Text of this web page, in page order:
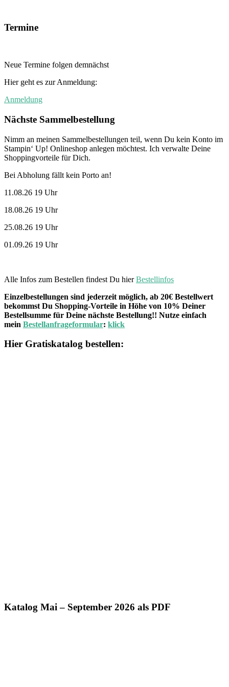
Termine
Neue Termine folgen demnächst
Hier geht es zur Anmeldung:
Anmeldung
Nächste Sammelbestellung
Nimm an meinen Sammelbestellungen teil, wenn Du kein Konto im
Stampin‘ Up! Onlineshop anlegen möchtest. Ich verwalte Deine
Shoppingvorteile für Dich.
Bei Abholung fällt kein Porto an!
11.08.26 19 Uhr
18.08.26 19 Uhr
25.08.26 19 Uhr
01.09.26 19 Uhr
Alle Infos zum Bestellen findest Du hierBestellinfos
Einzelbestellungen sind jederzeit möglich, ab 20€ Bestellwert
bekommst Du Shopping-Vorteile in Höhe von 10% Deiner
Bestellsumme für Deine nächste Bestellung!! Nutze einfach
mein Bestellanfrageformular: klick
Hier Gratiskatalog bestellen:
Katalog Mai – September 2026 als PDF